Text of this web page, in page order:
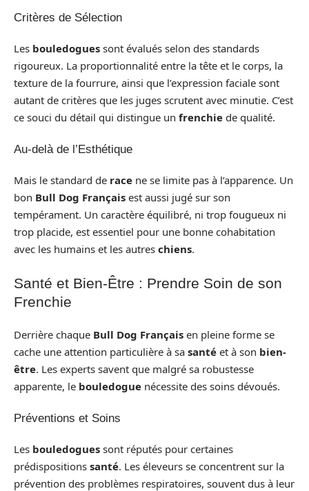
Critères de Sélection
Les bouledogues sont évalués selon des standards
rigoureux. La proportionnalité entre la tête et le corps, la
texture de la fourrure, ainsi que l’expression faciale sont
autant de critères que les juges scrutent avec minutie. C’est
ce souci du détail qui distingue un frenchie de qualité.
Au-delà de l’Esthétique
Mais le standard de race ne se limite pas à l’apparence. Un
bon Bull Dog Français est aussi jugé sur son
tempérament. Un caractère équilibré, ni trop fougueux ni
trop placide, est essentiel pour une bonne cohabitation
avec les humains et les autres chiens.
Santé et Bien-Être : Prendre Soin de son
Frenchie
Derrière chaque Bull Dog Français en pleine forme se
cache une attention particulière à sa santé et à son bien-
être. Les experts savent que malgré sa robustesse
apparente, le bouledogue nécessite des soins dévoués.
Préventions et Soins
Les bouledogues sont réputés pour certaines
prédispositions santé. Les éleveurs se concentrent sur la
prévention des problèmes respiratoires, souvent dus à leur